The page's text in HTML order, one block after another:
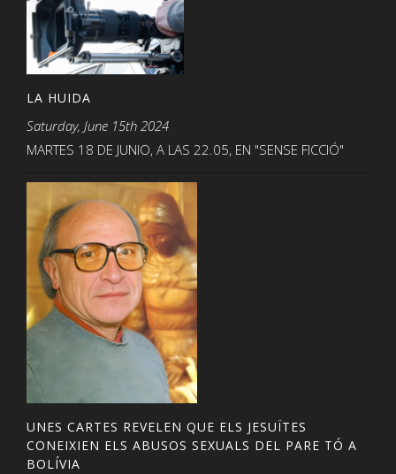
LA HUIDA
Saturday, June 15th 2024
MARTES 18 DE JUNIO, A LAS 22.05, EN "SENSE FICCIÓ"
UNES CARTES REVELEN QUE ELS JESUÏTES
CONEIXIEN ELS ABUSOS SEXUALS DEL PARE TÓ A
BOLÍVIA